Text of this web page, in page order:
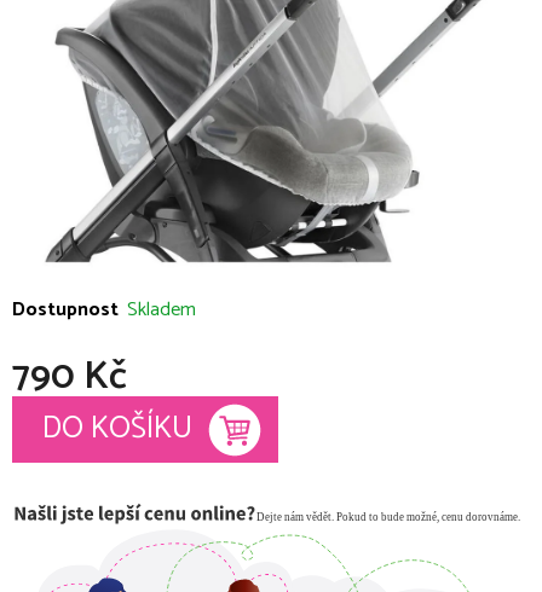
Dostupnost Skladem
790 Kč
Měrná cena:
DO KOŠÍKU
hvězdiček.